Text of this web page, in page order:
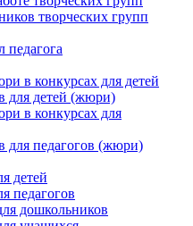
творческих групп
педагога
в конкурсах для детей
для детей (жюри)
в конкурсах для
для педагогов (жюри)
детей
педагогов
дошкольников